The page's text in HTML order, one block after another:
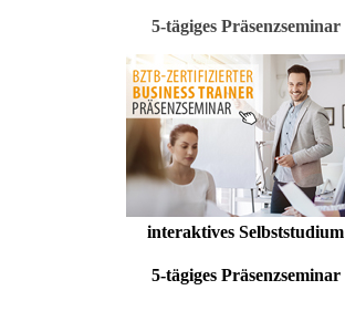
5-tägiges Präsenzseminar
interaktives Selbststudium
5-tägiges Präsenzseminar